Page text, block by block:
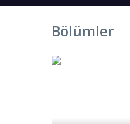
Bölümler